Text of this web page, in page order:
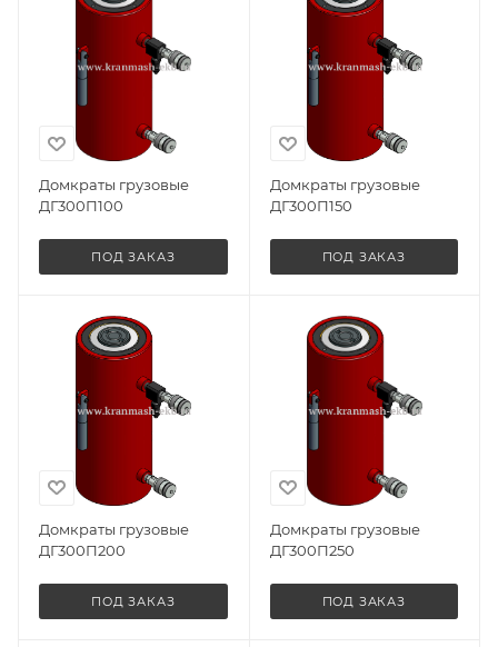
Домкраты грузовые
ДГ300П100
ПОД ЗАКАЗ
Домкраты грузовые
ДГ300П150
ПОД ЗАКАЗ
Домкраты грузовые
ДГ300П200
ПОД ЗАКАЗ
Домкраты грузовые
ДГ300П250
ПОД ЗАКАЗ